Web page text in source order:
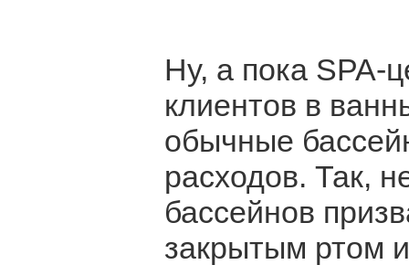
Ну, а пока SPA-
клиентов в
обычные
расходов. Так,
бассейнов
закрытым ртом